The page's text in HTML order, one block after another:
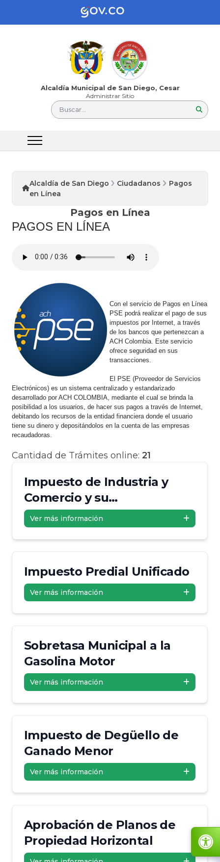
Alcaldía Municipal de San Diego, Cesar
Administrar Sitio
Buscar...
Alcaldía de San Diego Ciudadanos
Pagos
en Línea
Pagos en Línea
​PAGOS E​N LÍNEA
Con el servicio de Pagos en Línea
PSE podrá realizar el pago de sus
impuestos por Internet, a través
de los bancos que pertenezcan a
ACH Colombia. Este servicio
ofrece seguridad en sus
transacciones.​
El PSE (Proveedor de Servicios
Electrónicos) es un sistema centralizado y estandarizado
desarrollado por ACH COLOMBIA, mediante el cual se brinda la
posibilidad a los usuarios, de hacer sus pagos a través de Internet,
debitando los recursos de la entidad financiera donde el usuario
tiene su dinero y depositándolos en la cuenta de las empresas
recaudadoras.​​
Cantidad de Trámites online: 21
Impuesto de Industria y
Comercio y su
Complementario de Avisos
y Tableros
Ver más información
Impuesto Predial Unificado
Ver más información
Sobretasa Municipal a la
Gasolina Motor
Ver más información
Impuesto de Degüello de
Ganado Menor
Ver más información
Aprobación de Planos de
Propiedad Horizontal